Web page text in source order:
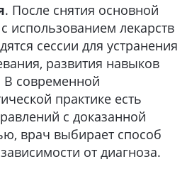
. После снятия основной
использованием лекарств
сессии для устранения
развития навыков
В современной
практике есть
с доказанной
врач выбирает способ
от диагноза.